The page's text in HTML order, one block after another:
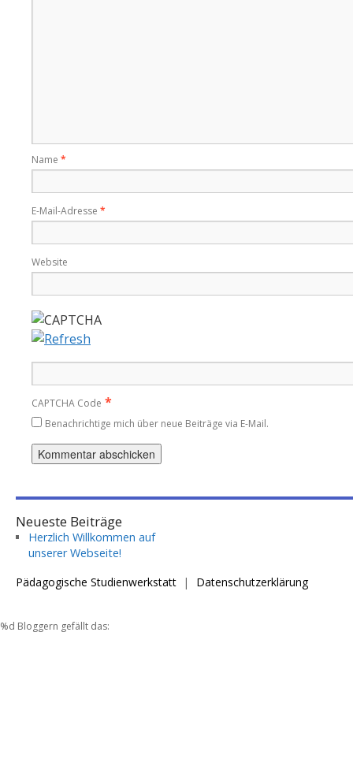
Name *
E-Mail-Adresse *
Website
CAPTCHA Code *
Benachrichtige mich über neue Beiträge via E-Mail.
Neueste Beiträge
Herzlich Willkommen auf
unserer Webseite!
Pädagogische Studienwerkstatt
Datenschutzerklärung
%d Bloggern gefällt das: